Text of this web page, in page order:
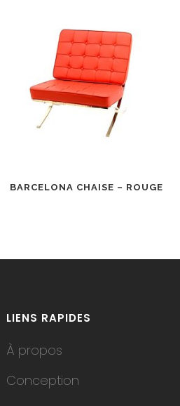
BARCELONA CHAISE – ROUGE
LIENS RAPIDES
À propos
Conception